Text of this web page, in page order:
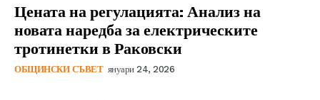
Цената на регулацията: Анализ на
новата наредба за електрическите
тротинетки в Раковски
ОБЩИНСКИ СЪВЕТ януари 24, 2026